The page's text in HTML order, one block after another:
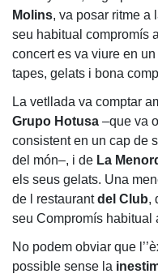
Serveis
Instal·lacions
Preguntes
Freqüents
Treballa amb
nosaltres
Àrea esportiva
Tennis
Escola de
tennis
Next Gen
Molins, va posar ritme a
seu habitual compromís
concert es va viure en
tapes, gelats i bona
La vetllada va comptar
Grupo Hotusa –que va
consistent en un cap de
del món–, i de La
els seus gelats. Una
de l restaurantdel Club,
seu Compromís habitual
No podem obviar que
possible sense la